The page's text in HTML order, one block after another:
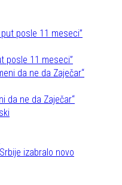
posle 11 meseci”
da ne da Zaječar“